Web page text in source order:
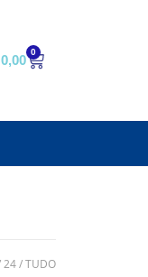
0,00
0
24 TUDO